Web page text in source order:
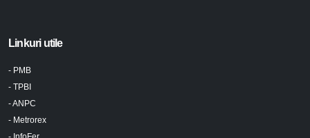
Linkuri utile
- PMB
- TPBI
- ANPC
- Metrorex